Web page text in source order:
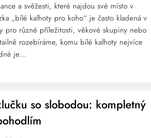
a svěžesti, které najdou své místo v
„bílé kalhoty pro koho“ je často kladená v
pro různé příležitosti, věkové skupiny nebo
rozebíráme, komu bílé kalhoty nejvíce
je…
so slobodou: kompletný